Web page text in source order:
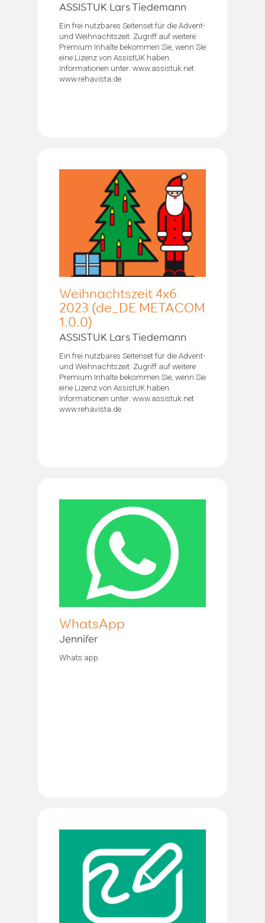
ASSISTUK Lars Tiedemann
Ein frei nutzbares Seitenset für die Advent-
und Weihnachtszeit. Zugriff auf weitere
Premium Inhalte bekommen Sie, wenn Sie
eine Lizenz von AssistUK haben.
Informationen unter: www.assistuk.net
www.rehavista.de
Weihnachtszeit 4x6
2023 (de_DE METACOM
1.0.0)
ASSISTUK Lars Tiedemann
Ein frei nutzbares Seitenset für die Advent-
und Weihnachtszeit. Zugriff auf weitere
Premium Inhalte bekommen Sie, wenn Sie
eine Lizenz von AssistUK haben.
Informationen unter: www.assistuk.net
www.rehavista.de
WhatsApp
Jennifer
Whats app